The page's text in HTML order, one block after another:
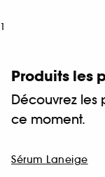
1
Produits les
Découvrez les
ce moment.
Sérum Laneige